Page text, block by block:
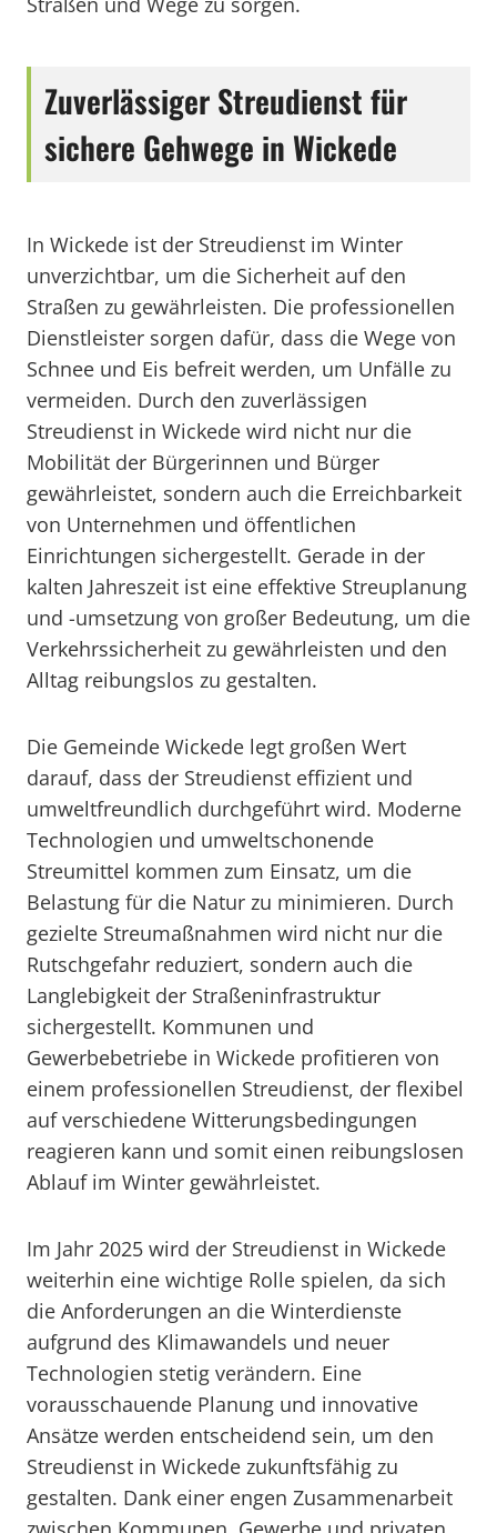
Zuverlässiger Streudienst für
sichere Gehwege in Wickede
In Wickede ist der Streudienst im Winter
unverzichtbar, um die Sicherheit auf den
Straßen zu gewährleisten. Die professionellen
Dienstleister sorgen dafür, dass die Wege von
Schnee und Eis befreit werden, um Unfälle zu
vermeiden. Durch den zuverlässigen
Streudienst in Wickede wird nicht nur die
Mobilität der Bürgerinnen und Bürger
gewährleistet, sondern auch die Erreichbarkeit
von Unternehmen und öffentlichen
Einrichtungen sichergestellt. Gerade in der
kalten Jahreszeit ist eine effektive Streuplanung
und -umsetzung von großer Bedeutung, um die
Verkehrssicherheit zu gewährleisten und den
Alltag reibungslos zu gestalten.
Die Gemeinde Wickede legt großen Wert
darauf, dass der Streudienst effizient und
umweltfreundlich durchgeführt wird. Moderne
Technologien und umweltschonende
Streumittel kommen zum Einsatz, um die
Belastung für die Natur zu minimieren. Durch
gezielte Streumaßnahmen wird nicht nur die
Rutschgefahr reduziert, sondern auch die
Langlebigkeit der Straßeninfrastruktur
sichergestellt. Kommunen und
Gewerbebetriebe in Wickede profitieren von
einem professionellen Streudienst, der flexibel
auf verschiedene Witterungsbedingungen
reagieren kann und somit einen reibungslosen
Ablauf im Winter gewährleistet.
Im Jahr 2025 wird der Streudienst in Wickede
weiterhin eine wichtige Rolle spielen, da sich
die Anforderungen an die Winterdienste
aufgrund des Klimawandels und neuer
Technologien stetig verändern. Eine
vorausschauende Planung und innovative
Ansätze werden entscheidend sein, um den
Streudienst in Wickede zukunftsfähig zu
gestalten. Dank einer engen Zusammenarbeit